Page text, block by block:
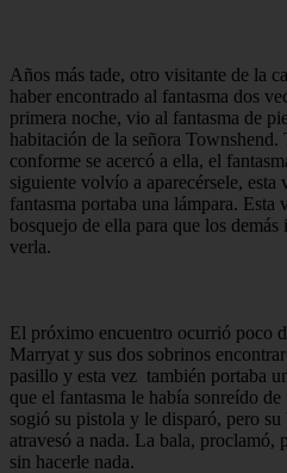
Años más tade, otro visitante de la
haber encontrado al fantasma dos
primera noche, vio al fantasma de
habitación de la señora Townshend.
conforme se acercó a ella, el
siguiente volvío a aparecérsele, esta
fantasma portaba una lámpara. Esta
bosquejo de ella para que los
verla.
El próximo encuentro ocurrió poco
Marryat y sus dos sobrinos
pasillo y esta vez también portaba
que el fantasma le había sonreído
sogió su pistola y le disparó, pero
atravesó a nada. La bala, proclamó,
sin hacerle nada.